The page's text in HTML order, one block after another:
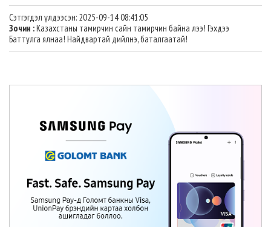
Сэтгэгдэл үлдээсэн: 2025-09-14 08:41:05
Зочин :Казахстаны тамирчин сайн тамирчин байна лээ! Гэхдээ
Баттулга ялнаа! Найдвартай дийлнэ, баталгаатай!